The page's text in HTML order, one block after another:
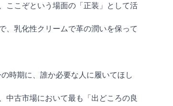
ここぞという場面の「正装」として活
、乳化性クリームで革の潤いを保って
時期に、誰か必要な人に履いてほし
中古市場において最も「出どころの良